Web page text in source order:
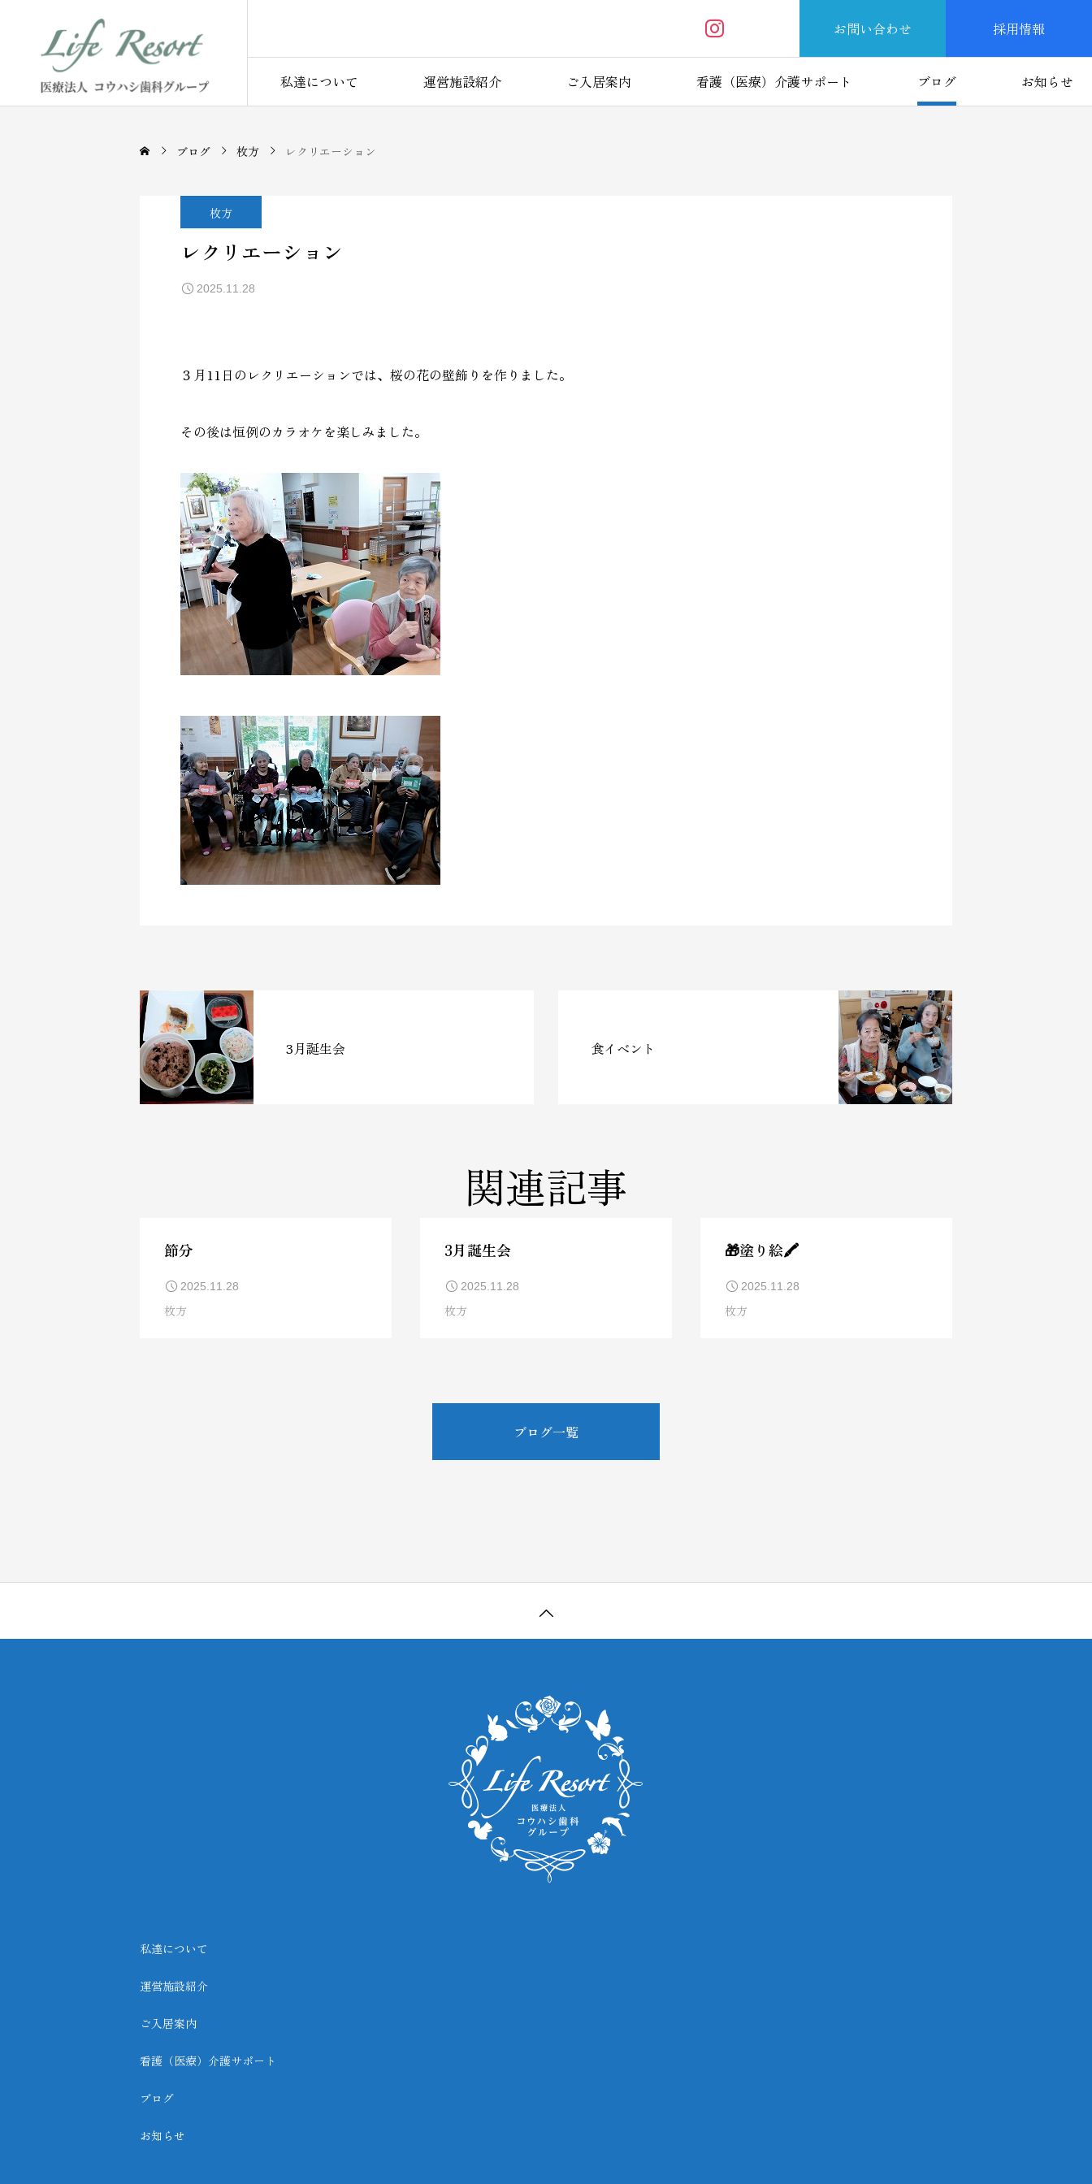
お問い合わせ 採用情報
私達について 運営施設紹介 ご入居案内 看護（医療）介護サポート ブログ お知らせ
ブログ 枚方 レクリエーション
枚方
レクリエーション
2025.11.28
３月11日のレクリエーションでは、桜の花の壁飾りを作りました。
その後は恒例のカラオケを楽しみました。
3月誕生会 食イベント
関連記事
節分
2025.11.28
枚方
3月誕生会
2025.11.28
枚方
🎁塗り絵🖍️
2025.11.28
枚方
ブログ一覧
私達について
運営施設紹介
ご入居案内
看護（医療）介護サポート
ブログ
お知らせ